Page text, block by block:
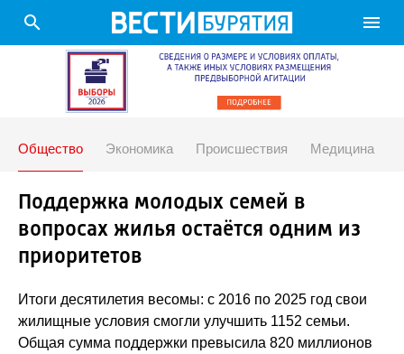
search menu
Общество Экономика Происшествия Медицина
Поддержка молодых семей в
вопросах жилья остаётся одним из
приоритетов
Итоги десятилетия весомы: с 2016 по 2025 год свои
жилищные условия смогли улучшить 1152 семьи.
Общая сумма поддержки превысила 820 миллионов